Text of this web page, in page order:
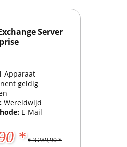
Server
Apparaat
geldig
Wereldwijd
E-Mail
* € 3.289,90 *